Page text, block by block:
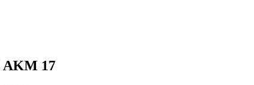
AKM 17